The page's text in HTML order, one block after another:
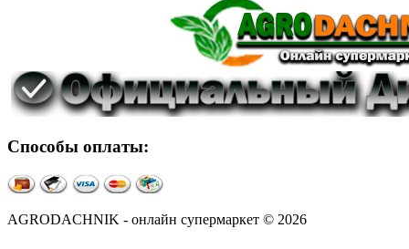
Способы оплаты:
AGRODACHNIK - онлайн супермаркет © 2026